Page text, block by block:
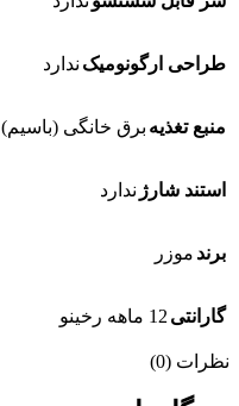
طراحی ارگونومیک ندارد
منبع تغذیه برق خانگی (باسیم)
استند شارژ ندارد
برند موزر
گارانتی 12 ماهه رخینو
نظرات (0)